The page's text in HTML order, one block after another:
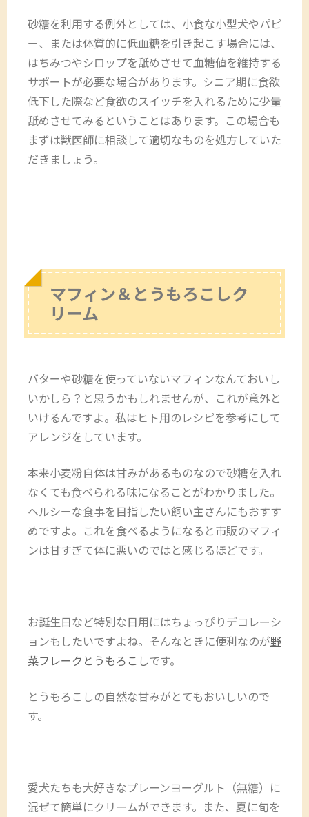
砂糖を利用する例外としては、小食な小型犬やパピ
ー、または体質的に低血糖を引き起こす場合には、
はちみつやシロップを舐めさせて血糖値を維持する
サポートが必要な場合があります。シニア期に食欲
低下した際など食欲のスイッチを入れるために少量
舐めさせてみるということはあります。この場合も
まずは獣医師に相談して適切なものを処方していた
だきましょう。
マフィン＆とうもろこしク
リーム
バターや砂糖を使っていないマフィンなんておいし
いかしら？と思うかもしれませんが、これが意外と
いけるんですよ。私はヒト用のレシピを参考にして
アレンジをしています。
本来小麦粉自体は甘みがあるものなので砂糖を入れ
なくても食べられる味になることがわかりました。
ヘルシーな食事を目指したい飼い主さんにもおすす
めですよ。これを食べるようになると市販のマフィ
ンは甘すぎて体に悪いのではと感じるほどです。
お誕生日など特別な日用にはちょっぴりデコレーシ
ョンもしたいですよね。そんなときに便利なのが野
菜フレークとうもろこしです。
とうもろこしの自然な甘みがとてもおいしいので
す。
愛犬たちも大好きなプレーンヨーグルト（無糖）に
混ぜて簡単にクリームができます。また、夏に旬を